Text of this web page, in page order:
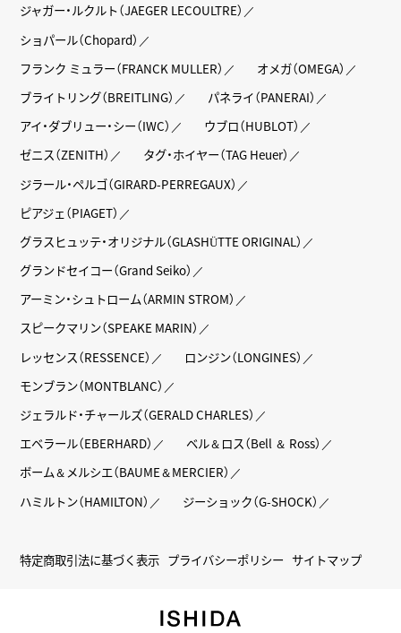
ジャガー・ルクルト（JAEGER LECOULTRE）
ショパール（Chopard）
フランク ミュラー（FRANCK MULLER）
オメガ（OMEGA）
ブライトリング（BREITLING）
パネライ（PANERAI）
アイ・ダブリュー・シー（IWC）
ウブロ（HUBLOT）
ゼニス（ZENITH）
タグ・ホイヤー（TAG Heuer）
ジラール・ペルゴ（GIRARD-PERREGAUX）
ピアジェ（PIAGET）
グラスヒュッテ・オリジナル（GLASHÜTTE ORIGINAL）
グランドセイコー（Grand Seiko）
アーミン・シュトローム（ARMIN STROM）
スピークマリン（SPEAKE MARIN）
レッセンス（RESSENCE）
ロンジン（LONGINES）
モンブラン（MONTBLANC）
ジェラルド・チャールズ（GERALD CHARLES）
エベラール（EBERHARD）
ベル＆ロス（Bell ＆ Ross）
ボーム＆メルシエ（BAUME＆MERCIER）
ハミルトン（HAMILTON）
ジーショック（G-SHOCK）
特定商取引法に基づく表示 プライバシーポリシー サイトマップ